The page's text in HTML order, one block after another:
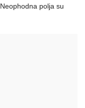
Neophodna polja su